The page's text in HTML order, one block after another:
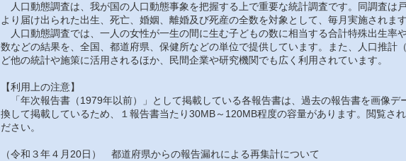
人口動態調査は、我が国の人口動態事象を把握する上で重要な統計調査です。同調査は
より届け出られた出生、死亡、婚姻、離婚及び死産の全数を対象として、毎月実施されます
人口動態調査では、一人の女性が一生の間に生む子どもの数に相当する合計特殊出生率
数などの結果を、全国、都道府県、保健所などの単位で提供しています。また、人口推計
ど他の統計や施策に活用されるほか、民間企業や研究機関でも広く利用されています。
【利用上の注意】
「年次報告書（1979年以前）」として掲載している各報告書は、過去の報告書を画像デ
換して掲載しているため、１報告書当たり30MB～120MB程度の容量があります。閲覧さ
ださい。
（令和３年４月20日） 都道府県からの報告漏れによる再集計について